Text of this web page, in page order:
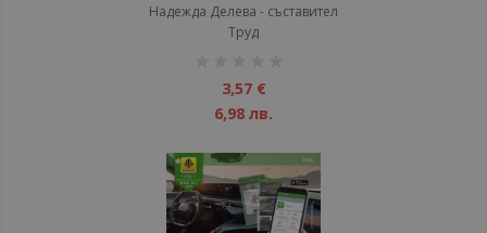
Надежда Делева - съставител
Труд
3,57 €
6,98 лв.